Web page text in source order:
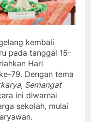
kembali
pada tanggal 15-
Hari
79. Dengan tema
Semangat
ini diwarnai
sekolah, mulai